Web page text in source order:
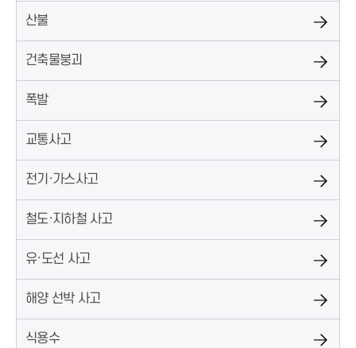
산불
건축물붕괴
폭발
교통사고
전기·가스사고
철도·지하철 사고
유·도선 사고
해양 선박 사고
식용수